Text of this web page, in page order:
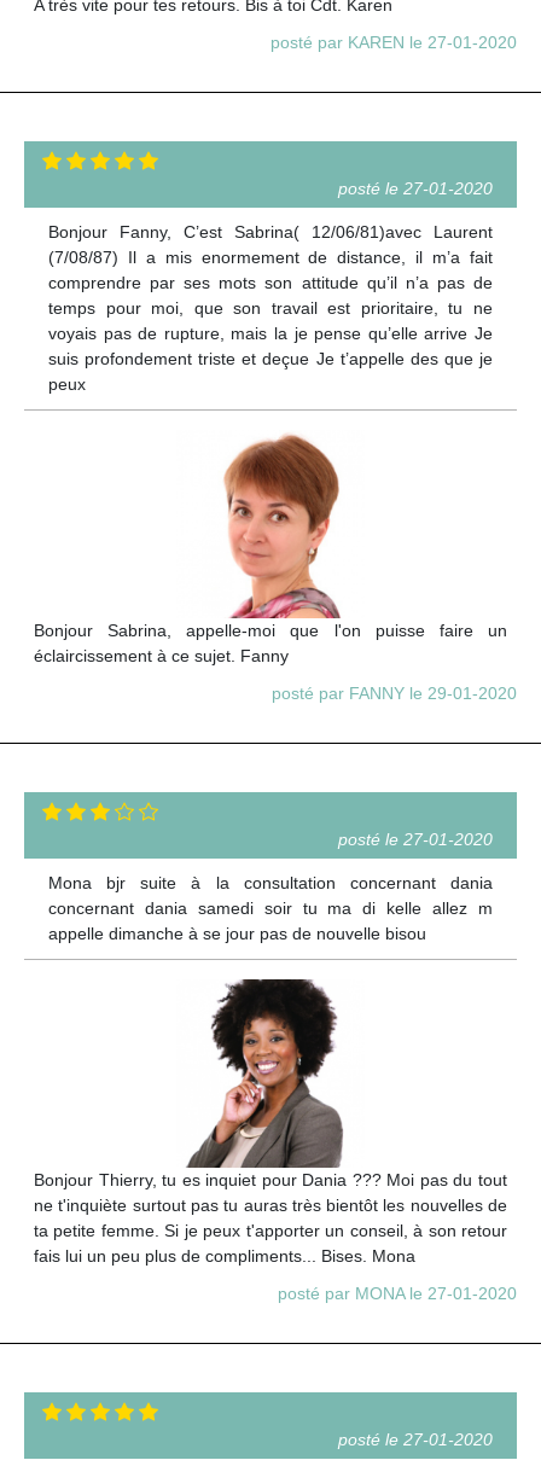
A très vite pour tes retours. Bis à toi Cdt. Karen
posté par KAREN le 27-01-2020
posté le 27-01-2020
Bonjour Fanny, C’est Sabrina( 12/06/81)avec Laurent
(7/08/87) Il a mis enormement de distance, il m’a fait
comprendre par ses mots son attitude qu’il n’a pas de
temps pour moi, que son travail est prioritaire, tu ne
voyais pas de rupture, mais la je pense qu’elle arrive Je
suis profondement triste et deçue Je t’appelle des que je
peux
Bonjour Sabrina, appelle-moi que l'on puisse faire un
éclaircissement à ce sujet. Fanny
posté par FANNY le 29-01-2020
posté le 27-01-2020
Mona bjr suite à la consultation concernant dania
concernant dania samedi soir tu ma di kelle allez m
appelle dimanche à se jour pas de nouvelle bisou
Bonjour Thierry, tu es inquiet pour Dania ??? Moi pas du tout
ne t'inquiète surtout pas tu auras très bientôt les nouvelles de
ta petite femme. Si je peux t'apporter un conseil, à son retour
fais lui un peu plus de compliments... Bises. Mona
posté par MONA le 27-01-2020
posté le 27-01-2020